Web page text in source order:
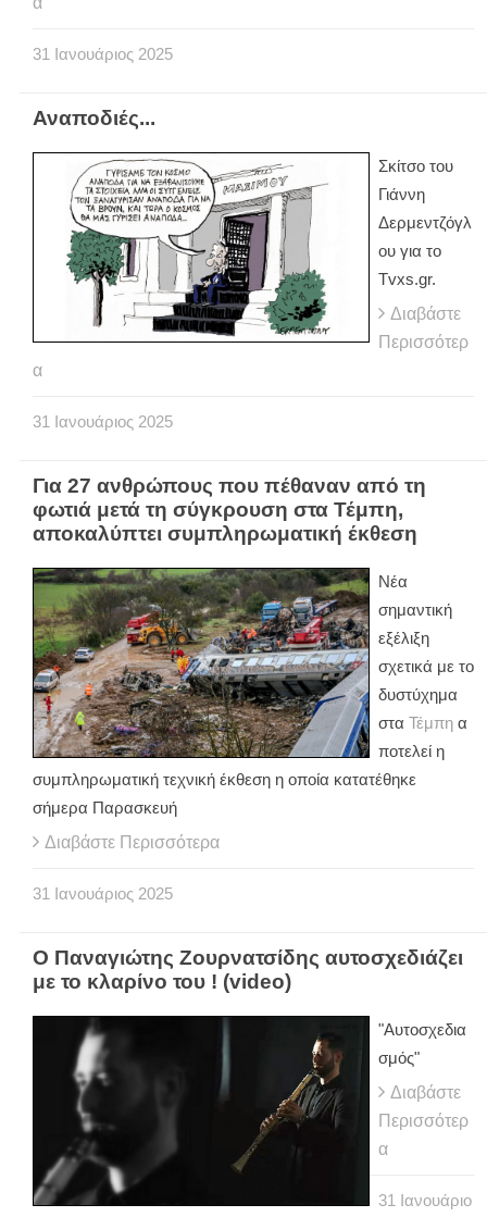
31 Ιανουάριος 2025
Αναποδιές...
Σκίτσο του
Γιάννη
Δερμεντζόγλ
ου για το
Tvxs.gr.
Διαβάστε
Περισσότερ
α
31 Ιανουάριος 2025
Για 27 ανθρώπους που πέθαναν από τη
φωτιά μετά τη σύγκρουση στα Τέμπη,
αποκαλύπτει συμπληρωματική έκθεση
Νέα
σημαντική
εξέλιξη
σχετικά με το
δυστύχημα
στα Τέμπη α
ποτελεί η
συμπληρωματική τεχνική έκθεση η οποία κατατέθηκε
σήμερα Παρασκευή
Διαβάστε Περισσότερα
31 Ιανουάριος 2025
Ο Παναγιώτης Ζουρνατσίδης αυτοσχεδιάζει
με το κλαρίνο του ! (video)
"Αυτοσχεδια
σμός"
Διαβάστε
Περισσότερ
α
31 Ιανουάριο